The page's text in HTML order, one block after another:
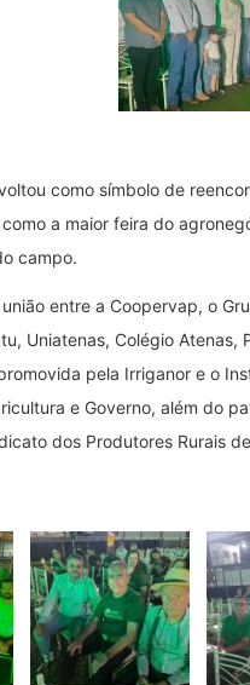
como símbolo de
a maior feira do
campo.
entre a Coopervap, o
Uniatenas, Colégio Atenas,
pela Irriganor e o
e Governo, além do
dos Produtores Rurais